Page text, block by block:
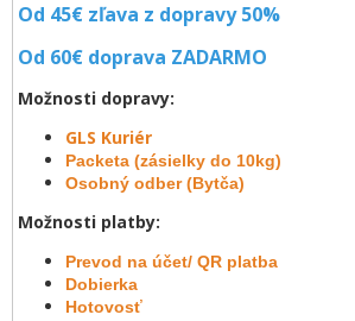
Od 45€ zľava z dopravy 50%
Od 60€ doprava ZADARMO
Možnosti dopravy:
GLS Kuriér
Packeta (zásielky do 10kg)
Osobný odber (Bytča)
Možnosti platby:
Prevod na účet/ QR platba
Dobierka
Hotovosť